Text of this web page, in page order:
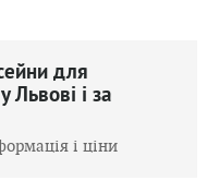
для
Львові і за
і ціни